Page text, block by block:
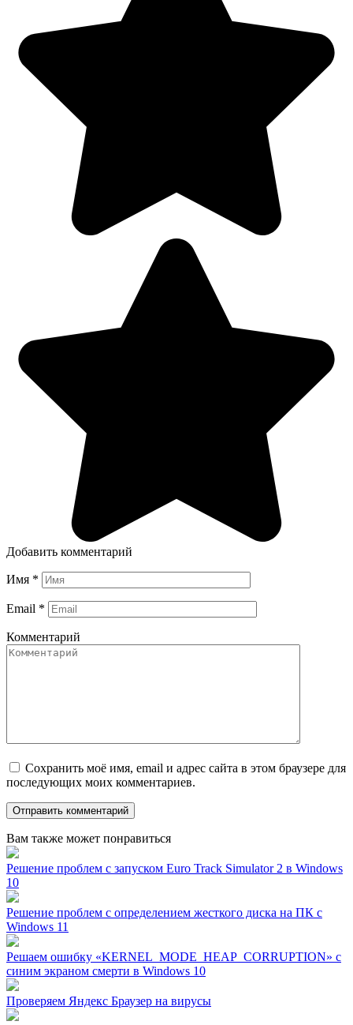
Добавить комментарий
Имя *
Email *
Комментарий
Сохранить моё имя, email и адрес сайта в этом браузере для
последующих моих комментариев.
Вам также может понравиться
Решение проблем с запуском Euro Track Simulator 2 в Windows
10
Решение проблем с определением жесткого диска на ПК с
Windows 11
Решаем ошибку «KERNEL_MODE_HEAP_CORRUPTION» с
синим экраном смерти в Windows 10
Проверяем Яндекс Браузер на вирусы